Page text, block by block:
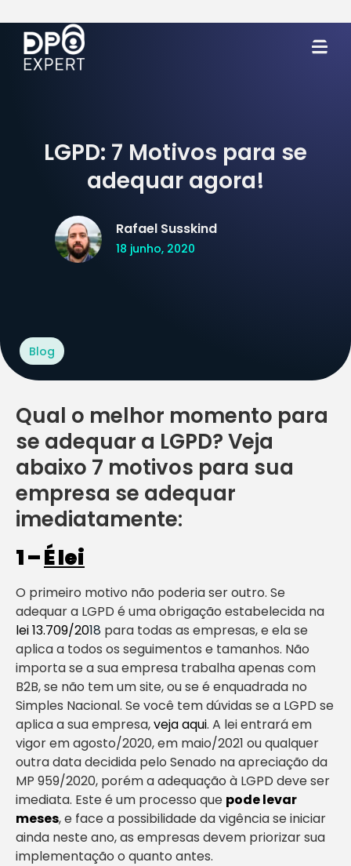
LGPD: 7 Motivos para se
adequar agora!
Rafael Susskind
18 junho, 2020
Blog
Qual o melhor momento para
se adequar a LGPD? Veja
abaixo 7 motivos para sua
empresa se adequar
imediatamente:
1 –É lei
O primeiro motivo não poderia ser outro. Se
adequar a LGPD é uma obrigação estabelecida na
lei 13.709/2018 para todas as empresas, e ela se
aplica a todos os seguimentos e tamanhos. Não
importa se a sua empresa trabalha apenas com
B2B, se não tem um site, ou se é enquadrada no
Simples Nacional. Se você tem dúvidas se a LGPD se
aplica a sua empresa,veja aqui. A lei entrará em
vigor em agosto/2020, em maio/2021 ou qualquer
outra data decidida pelo Senado na apreciação da
MP 959/2020, porém a adequação à LGPD deve ser
imediata. Este é um processo que pode levar
meses, e face a possibilidade da vigência se iniciar
ainda neste ano, as empresas devem priorizar sua
implementação o quanto antes.